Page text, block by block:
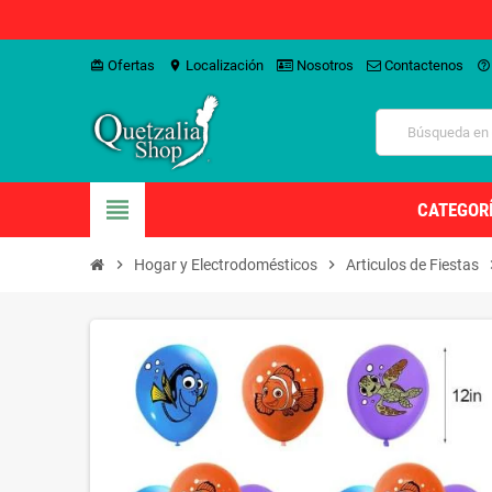
card_giftcard Ofertas location_on Localización Nosotros Contactenos help_outline
view_headline
chevron_right Hogar y Electrodomésticos chevron_right Articulos de Fiestas